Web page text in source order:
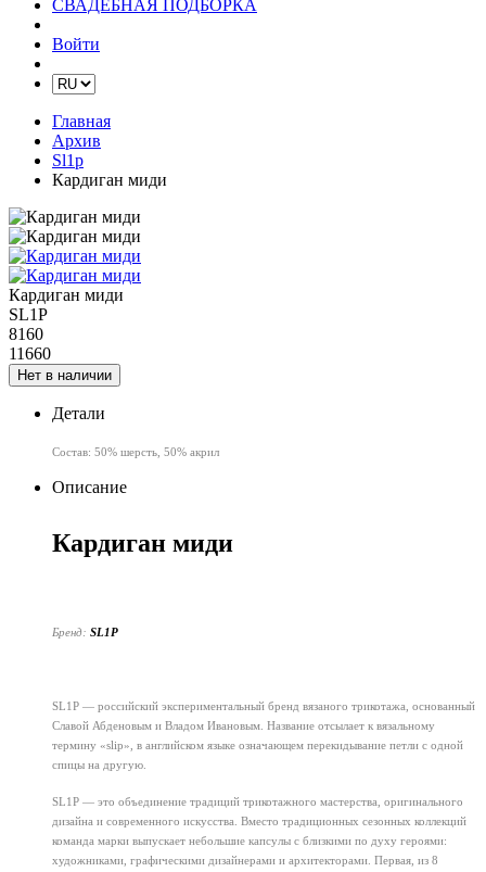
СВАДЕБНАЯ ПОДБОРКА
Войти
Главная
Архив
Sl1p
Кардиган миди
Кардиган миди
SL1P
8160
11660
Нет в наличии
Детали
Состав: 50% шерсть, 50% акрил
Описание
Кардиган миди
Бренд: SL1P
SL1P — российский экспериментальный бренд вязаного трикотажа, основанный
Славой Абденовым и Владом Ивановым. Название отсылает к вязальному
термину «slip», в английском языке означающем перекидывание петли с одной
спицы на другую.
SL1P — это объединение традиций трикотажного мастерства, оригинального
дизайна и современного искусства. Вместо традиционных сезонных коллекций
команда марки выпускает небольшие капсулы с близкими по духу героями:
художниками, графическими дизайнерами и архитекторами. Первая, из 8